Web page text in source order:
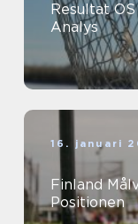
Resultat
Analys
16. januari
Finland
Positionen